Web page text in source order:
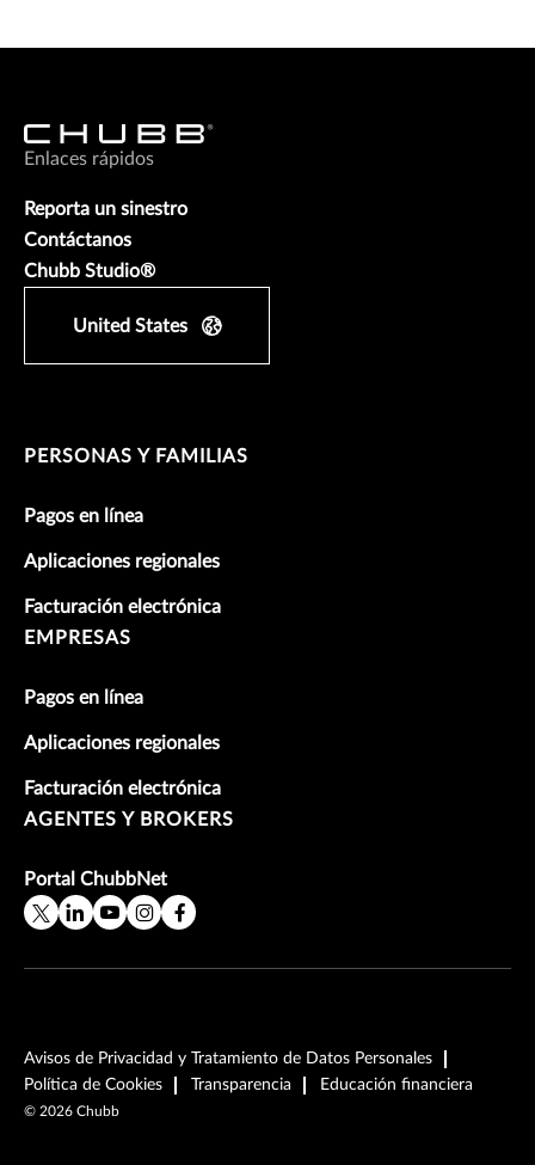
Enlaces rápidos
Reporta un sinestro
Contáctanos
Chubb Studio®
United States
PERSONAS Y FAMILIAS
Pagos en línea
Aplicaciones regionales
Facturación electrónica
EMPRESAS
Pagos en línea
Aplicaciones regionales
Facturación electrónica
AGENTES Y BROKERS
Portal ChubbNet
Avisos de Privacidad y Tratamiento de Datos Personales
Política de Cookies
Transparencia Educación financiera
© 2026 Chubb